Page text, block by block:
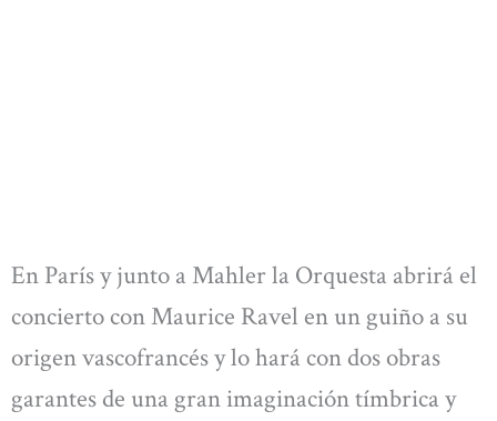
En París y junto a Mahler la Orquesta abrirá el
concierto con Maurice Ravel en un guiño a su
origen vascofrancés y lo hará con dos obras
garantes de una gran imaginación tímbrica y